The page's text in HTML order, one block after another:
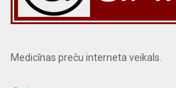
Medicīnas preču interneta veikals.